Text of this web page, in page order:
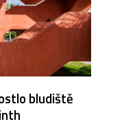
bludiště